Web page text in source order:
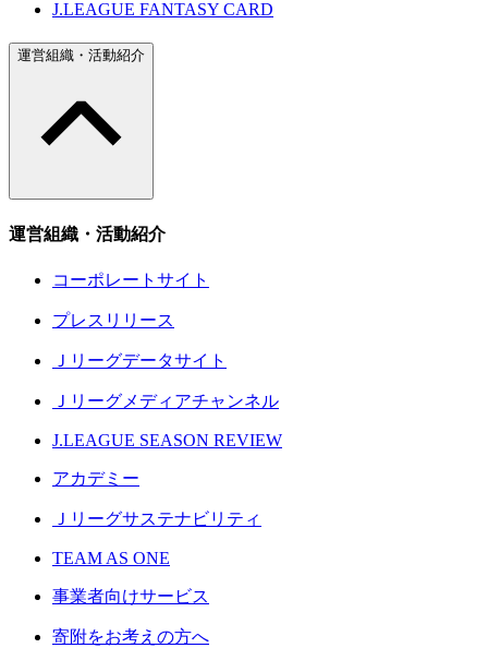
J.LEAGUE FANTASY CARD
運営組織・活動紹介
運営組織・活動紹介
コーポレートサイト
プレスリリース
Ｊリーグデータサイト
Ｊリーグメディアチャンネル
J.LEAGUE SEASON REVIEW
アカデミー
Ｊリーグサステナビリティ
TEAM AS ONE
事業者向けサービス
寄附をお考えの方へ